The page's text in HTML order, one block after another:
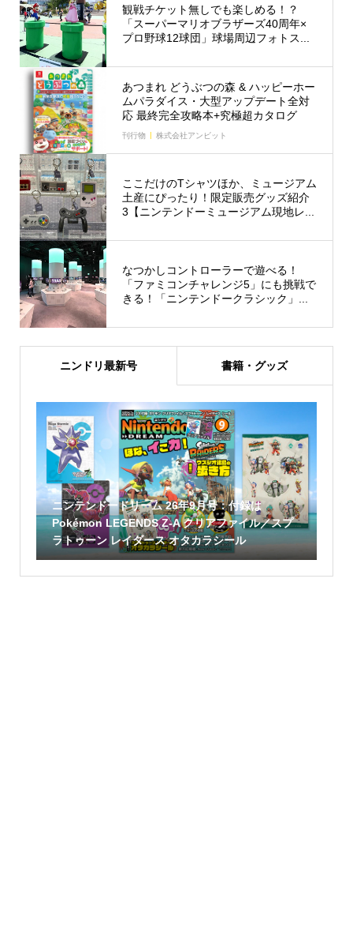
観戦チケット無しでも楽しめる！？
「スーパーマリオブラザーズ40周年×
プロ野球12球団」球場周辺フォトス...
あつまれ どうぶつの森 & ハッピーホー
ムパラダイス・大型アップデート全対
応 最終完全攻略本+究極超カタログ
刊行物 株式会社アンビット
ここだけのTシャツほか、ミュージアム
土産にぴったり！限定販売グッズ紹介
3【ニンテンドーミュージアム現地レ...
なつかしコントローラーで遊べる！
「ファミコンチャレンジ5」にも挑戦で
きる！「ニンテンドークラシック」...
ニンドリ最新号 書籍・グッズ
ニンテンドードリーム 26年9月号：付録は
Pokémon LEGENDS Z-A クリアファイル／スプ
ラトゥーン レイダース オタカラシール